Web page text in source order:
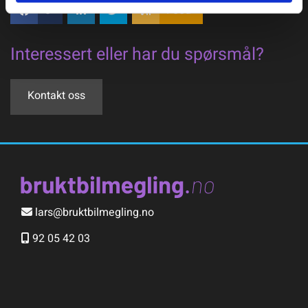
0 Feed
Interessert eller har du spørsmål?
Kontakt oss
 lars@bruktbilmegling.no
92 05 42 03